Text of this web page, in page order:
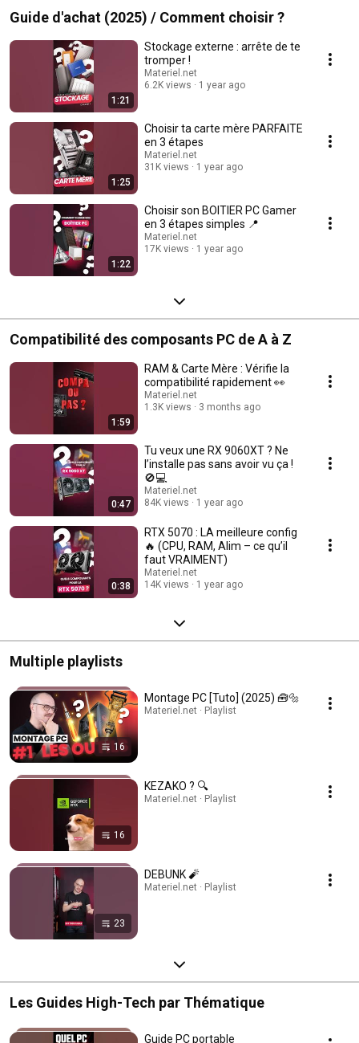
Guide d'achat (2025) / Comment choisir ?
1:21
Stockage externe : arrête de te
tromper !
Materiel.net
6.2K views
1 year ago
1:25
Choisir ta carte mère PARFAITE
en 3 étapes
Materiel.net
31K views
1 year ago
1:22
Choisir son BOITIER PC Gamer
en 3 étapes simples 📍
Materiel.net
17K views
1 year ago
Compatibilité des composants PC de A à Z
1:59
RAM & Carte Mère : Vérifie la
compatibilité rapidement 👀
Materiel.net
1.3K views
3 months ago
0:47
Tu veux une RX 9060XT ? Ne
l’installe pas sans avoir vu ça !
🚫💻
Materiel.net
84K views
1 year ago
0:38
RTX 5070 : LA meilleure config
🔥 (CPU, RAM, Alim – ce qu’il
faut VRAIMENT)
Materiel.net
14K views
1 year ago
Multiple playlists
16
Montage PC [Tuto] (2025) 🧰🔩
Materiel.net · Playlist
16
KEZAKO ? 🔍
Materiel.net · Playlist
23
DEBUNK 🧨
Materiel.net · Playlist
Les Guides High-Tech par Thématique
Guide PC portable